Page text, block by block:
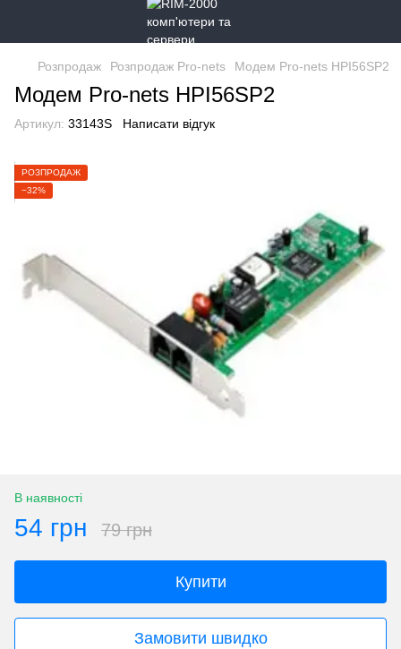
Розпродаж Розпродаж Pro-nets Модем Pro-nets HPI56SP2
Модем Pro-nets HPI56SP2
Артикул: 33143S Написати відгук
РОЗПРОДАЖ
−32%
В наявності
54 грн 79 грн
Купити
Замовити швидко